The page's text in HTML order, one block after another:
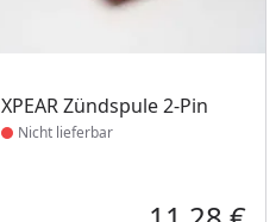
XPEAR Zündspule 2-Pin
Produkt nicht lieferbar
Nicht lieferbar